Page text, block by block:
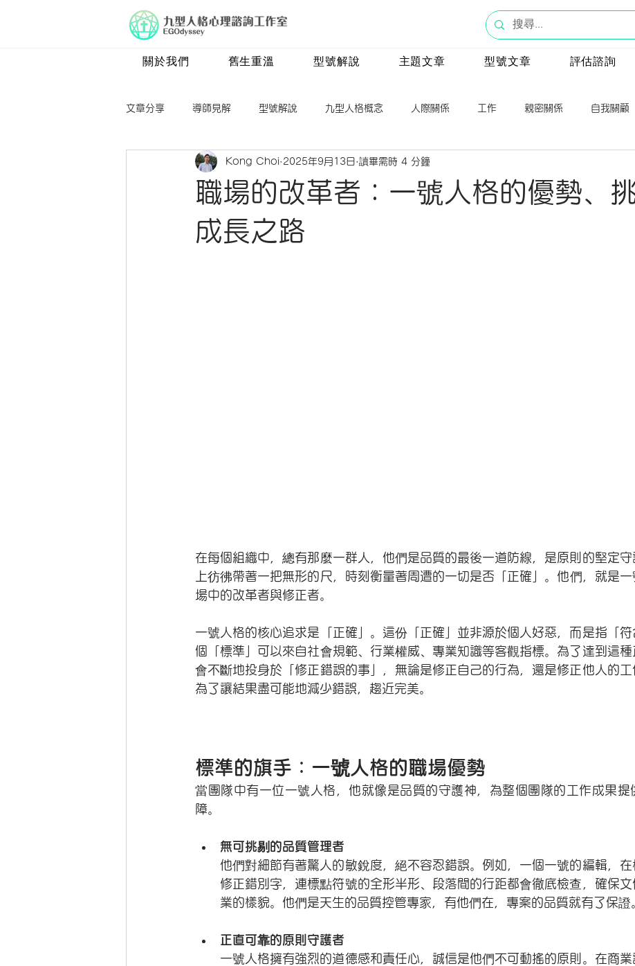
關於我們 舊生重溫 型號解說 主題文章 型號文章 評估諮詢
文章分享 導師見解 型號解說 九型人格概念 人際關係 工作 親密關係 自我關顧
五號 六號 七號 八號 九號
職場的改革者：一號人格的優勢、
成長之路
Kong Choi 2025年9月13日 讀畢需時 4 分鐘
在每個組織中，總有那麼一群人，他們是品質的最後一道防線，是原則的堅定
上彷彿帶著一把無形的尺，時刻衡量著周遭的一切是否「正確」。他們，就是
場中的改革者與修正者。
一號人格的核心追求是「正確」。這份「正確」並非源於個人好惡，而是指「
個「標準」可以來自社會規範、行業權威、專業知識等客觀指標。為了達到這
會不斷地投身於「修正錯誤的事」，無論是修正自己的行為，還是修正他人的
為了讓結果盡可能地減少錯誤，趨近完美。
標準的旗手：一號人格的職場優勢
當團隊中有一位一號人格，他就像是品質的守護神，為整個團隊的工作成果提
障。
無可挑剔的品質管理者
他們對細節有著驚人的敏銳度，絕不容忍錯誤。例如，一個一號的編輯，
修正錯別字，連標點符號的全形半形、段落間的行距都會徹底檢查，確保
業的樣貌。他們是天生的品質控管專家，有他們在，專案的品質就有了保證
正直可靠的原則守護者
一號人格擁有強烈的道德感和責任心，誠信是他們不可動搖的原則。在商業